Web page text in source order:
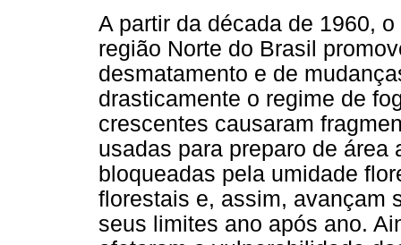
A partir da década de 1960,
região Norte do Brasil
desmatamento e de
drasticamente o regime de
crescentes causaram
usadas para preparo de
bloqueadas pela umidade
florestais e, assim, avançam
seus limites ano após ano.